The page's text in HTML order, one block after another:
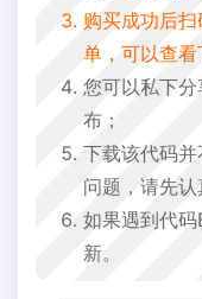
购买成功后
单，可以查看
您可以私下
布；
下载该代码
问题，请先认
如果遇到代
新。